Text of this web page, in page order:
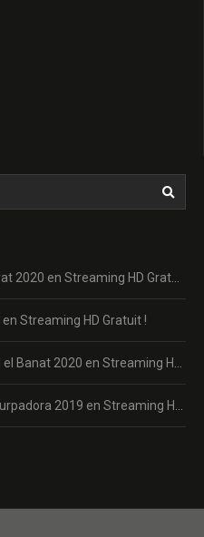
2020 en Streaming HD Gratuit !
Streaming HD Gratuit !
2020 en Streaming HD Gratuit !
2019 en Streaming HD Gratuit !